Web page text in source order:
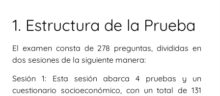
1. Estructura de la Prueba
El examen consta de 278 preguntas, divididas en
dos sesiones de la siguiente manera:
Sesión 1: Esta sesión abarca 4 pruebas y un
cuestionario socioeconómico, con un total de 131